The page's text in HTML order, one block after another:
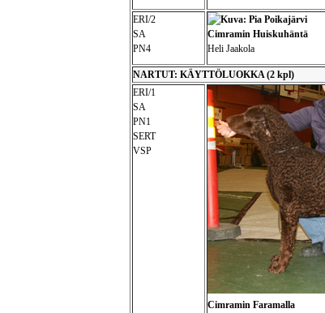
ERI/2
SA
PN4
Cimramin Huiskuhäntä
Heli Jaakola
NARTUT: KÄYTTÖLUOKKA (2 kpl)
ERI/1
SA
PN1
SERT
VSP
Cimramin Faramalla